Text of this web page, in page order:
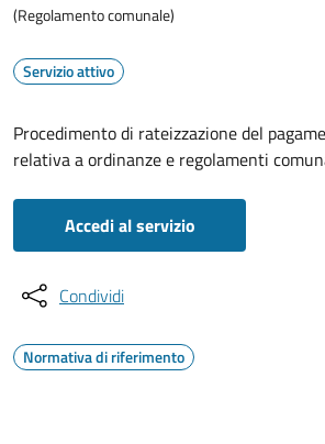
(Regolamento comunale)
Servizio attivo
Procedimento di rateizzazione del
relativa a ordinanze e regolamenti
Accedi al servizio
Condividi
Normativa di riferimento